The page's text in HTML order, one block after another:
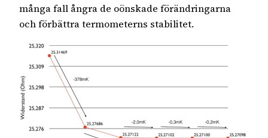
många fall ångra de oönskade förändringarna
och förbättra termometerns stabilitet.